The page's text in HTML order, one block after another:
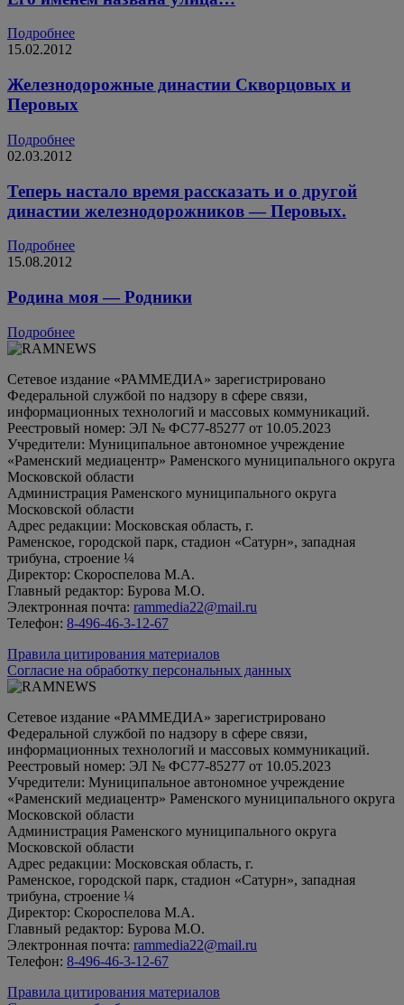
Подробнее
15.02.2012
Железнодорожные династии Скворцовых и
Перовых
Подробнее
02.03.2012
Теперь настало время рассказать и о другой
династии железнодорожников — Перовых.
Подробнее
15.08.2012
Родина моя — Родники
Подробнее
Сетевое издание «РАММЕДИА» зарегистрировано
Федеральной службой по надзору в сфере связи,
информационных технологий и массовых коммуникаций.
Реестровый номер: ЭЛ № ФС77-85277 от 10.05.2023
Учредители: Муниципальное автономное учреждение
«Раменский медиацентр» Раменского муниципального округа
Московской области
Администрация Раменского муниципального округа
Московской области
Адрес редакции: Московская область, г.
Раменское, городской парк, стадион «Сатурн», западная
трибуна, строение ¼
Директор: Скороспелова М.А.
Главный редактор: Бурова М.О.
Электронная почта: rammedia22@mail.ru
Телефон: 8-496-46-3-12-67
Правила цитирования материалов
Согласие на обработку персональных данных
Сетевое издание «РАММЕДИА» зарегистрировано
Федеральной службой по надзору в сфере связи,
информационных технологий и массовых коммуникаций.
Реестровый номер: ЭЛ № ФС77-85277 от 10.05.2023
Учредители: Муниципальное автономное учреждение
«Раменский медиацентр» Раменского муниципального округа
Московской области
Администрация Раменского муниципального округа
Московской области
Адрес редакции: Московская область, г.
Раменское, городской парк, стадион «Сатурн», западная
трибуна, строение ¼
Директор: Скороспелова М.А.
Главный редактор: Бурова М.О.
Электронная почта: rammedia22@mail.ru
Телефон: 8-496-46-3-12-67
Правила цитирования материалов